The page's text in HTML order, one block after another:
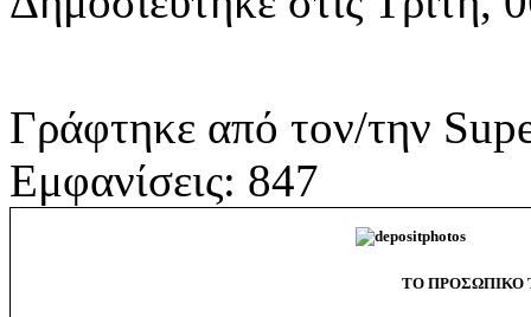
Γράφτηκε από τον/την
Εμφανίσεις: 847
ΤΟ ΠΡΟΣΩΠΙΚΟ